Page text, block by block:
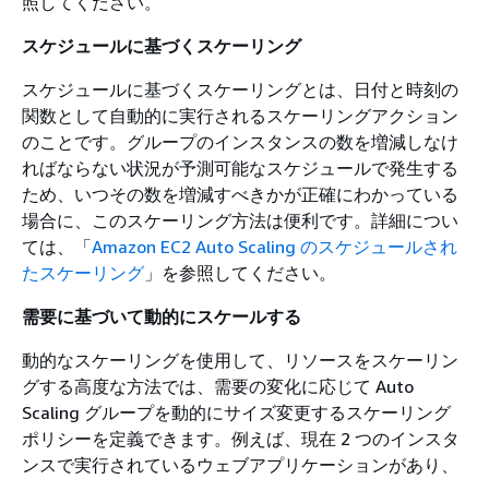
スケジュールに基づくスケーリング
スケジュールに基づくスケーリングとは、日付と時刻の
関数として自動的に実行されるスケーリングアクション
のことです。グループのインスタンスの数を増減しなけ
ればならない状況が予測可能なスケジュールで発生する
ため、いつその数を増減すべきかが正確にわかっている
場合に、このスケーリング方法は便利です。詳細につい
ては、「Amazon EC2 Auto Scaling のスケジュールされ
たスケーリング 」を参照してください。
需要に基づいて動的にスケールする
動的なスケーリングを使用して、リソースをスケーリン
グする高度な方法では、需要の変化に応じて Auto
Scaling グループを動的にサイズ変更するスケーリング
ポリシーを定義できます。例えば、現在 2 つのインスタ
ンスで実行されているウェブアプリケーションがあり、